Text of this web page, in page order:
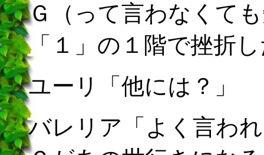
Ｇ（って言わなくて
「１」の１階で挫折
ユーリ「他には？」
バレリア「よく言わ